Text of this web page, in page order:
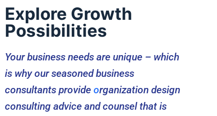
Explore Growth
Possibilities
Your business needs are unique – which
is why our seasoned business
consultants provide organization design
consulting advice and counsel that is